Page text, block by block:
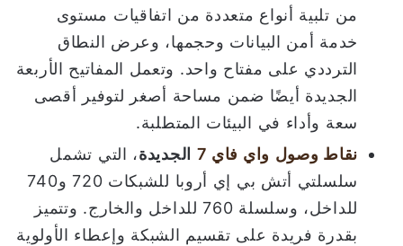
من تلبية أنواع متعددة من اتفاقيات مستوى
خدمة أمن البيانات وحجمها، وعرض النطاق
الترددي على مفتاح واحد. وتعمل المفاتيح الأربعة
الجديدة أيضًا ضمن مساحة أصغر لتوفير أقصى
سعة وأداء في البيئات المتطلبة.
نقاط وصول واي فاي الجديدة، التي تشمل
سلسلتي أتش بي إي أروبا للشبكات 720 و740
للداخل، وسلسلة 760 للداخل والخارج. وتتميز
بقدرة فريدة على تقسيم الشبكة وإعطاء الأولوية